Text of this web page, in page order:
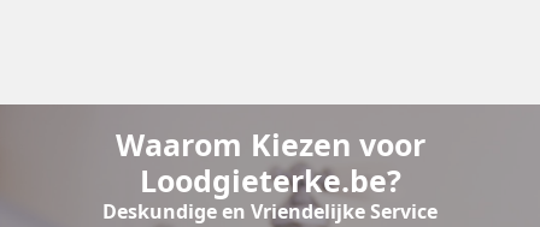
Waarom Kiezen voor
Loodgieterke.be?
Deskundige en Vriendelijke Service